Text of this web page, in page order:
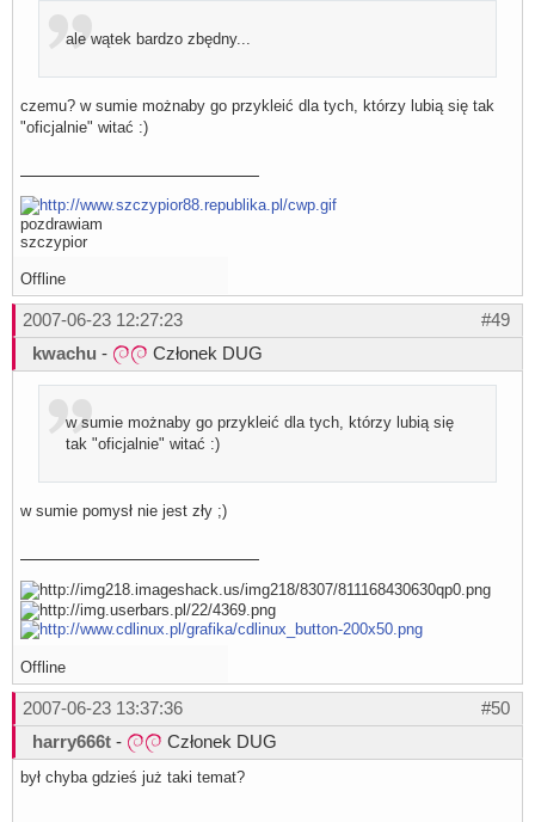
ale wątek bardzo zbędny...
czemu? w sumie możnaby go przykleić dla tych, którzy lubią się tak
"oficjalnie" witać :)
pozdrawiam
szczypior
Offline
#49
2007-06-23 12:27:23
kwachu - Członek DUG
w sumie możnaby go przykleić dla tych, którzy lubią się
tak "oficjalnie" witać :)
w sumie pomysł nie jest zły ;)
Offline
#50
2007-06-23 13:37:36
harry666t - Członek DUG
był chyba gdzieś już taki temat?